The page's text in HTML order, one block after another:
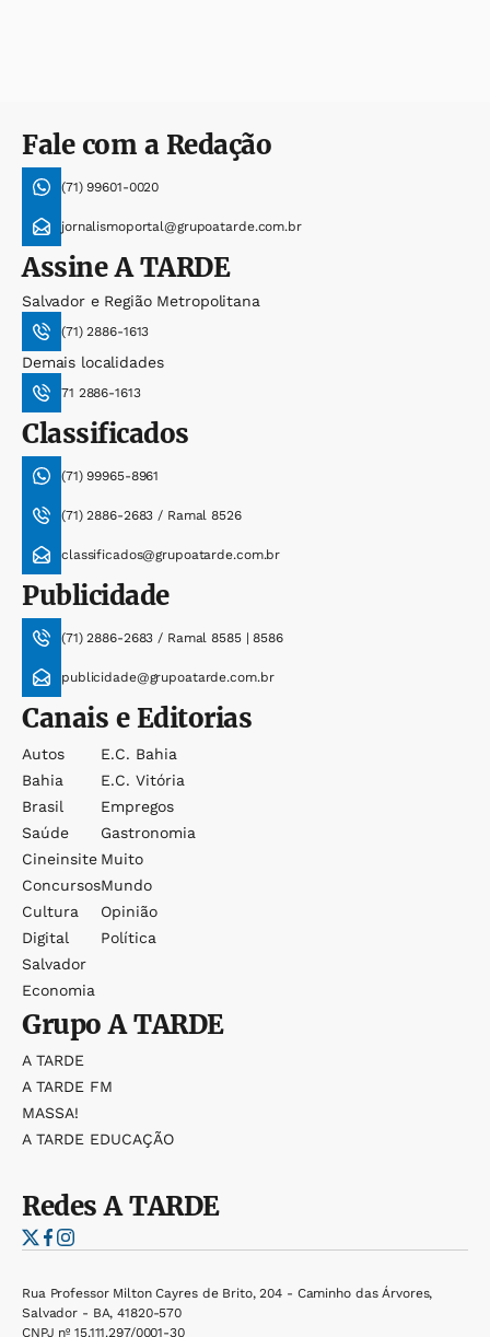
Fale com a Redação
(71) 99601-0020
jornalismoportal@grupoatarde.com.br
AssineA TARDE
Salvador e Região Metropolitana
(71) 2886-1613
Demais localidades
71 2886-1613
Classificados
(71) 99965-8961
(71) 2886-2683 / Ramal 8526
classificados@grupoatarde.com.br
Publicidade
(71) 2886-2683 / Ramal 8585 | 8586
publicidade@grupoatarde.com.br
Canais e Editorias
Autos
Bahia
Brasil
Saúde
Cineinsite
Concursos
Cultura
Digital
Salvador
Economia
E.c. Bahia
E.c. Vitória
Empregos
Gastronomia
Muito
Mundo
Opinião
Política
GrupoA TARDE
A TARDE
A TARDE FM
MASSA!
A TARDE EDUCAÇÃO
RedesA TARDE
Rua Professor Milton Cayres de Brito, 204 - Caminho das Árvores,
Salvador - BA, 41820-570
CNPJ nº 15.111.297/0001-30